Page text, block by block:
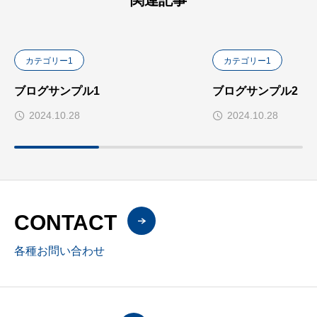
カテゴリー1
ブログサンプル1
2024.10.28
カテゴリー1
ブログサンプル2
2024.10.28
CONTACT
各種お問い合わせ